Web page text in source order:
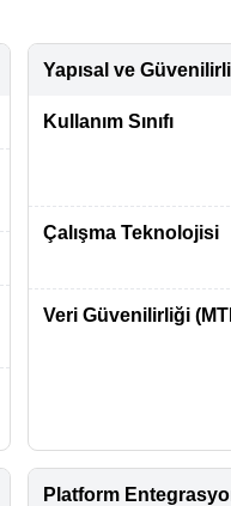
Yapısal ve
Kullanım Sınıfı
Çalışma Teknolojisi
Veri Güvenilirliği
Platform